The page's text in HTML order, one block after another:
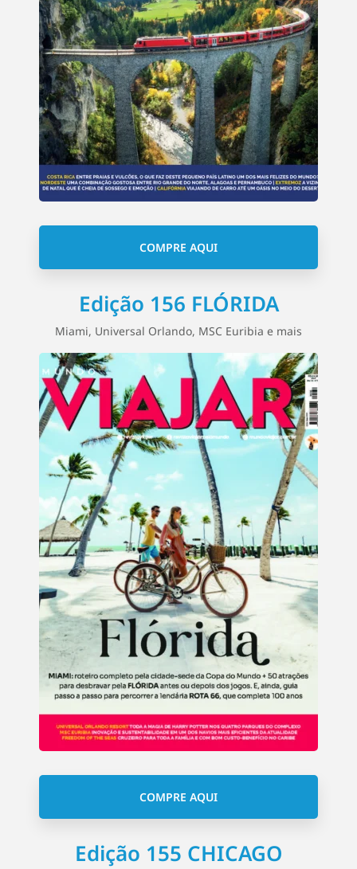
COMPRE AQUI
Edição 156 FLÓRIDA
Miami, Universal Orlando, MSC Euribia e mais
COMPRE AQUI
Edição 155 CHICAGO